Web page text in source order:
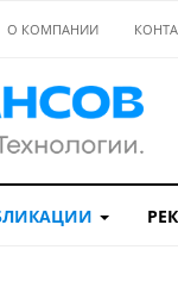
О КОМПАНИИ